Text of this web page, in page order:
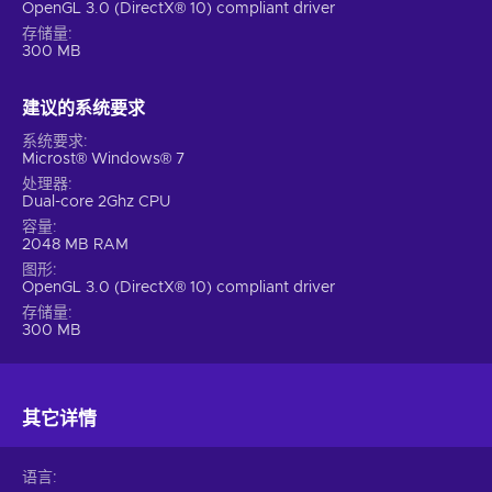
OpenGL 3.0 (DirectX® 10) compliant driver
存储量
300 MB
建议的系统要求
系统要求
Microst® Windows® 7
处理器
Dual-core 2Ghz CPU
容量
2048 MB RAM
图形
OpenGL 3.0 (DirectX® 10) compliant driver
存储量
300 MB
其它详情
语言